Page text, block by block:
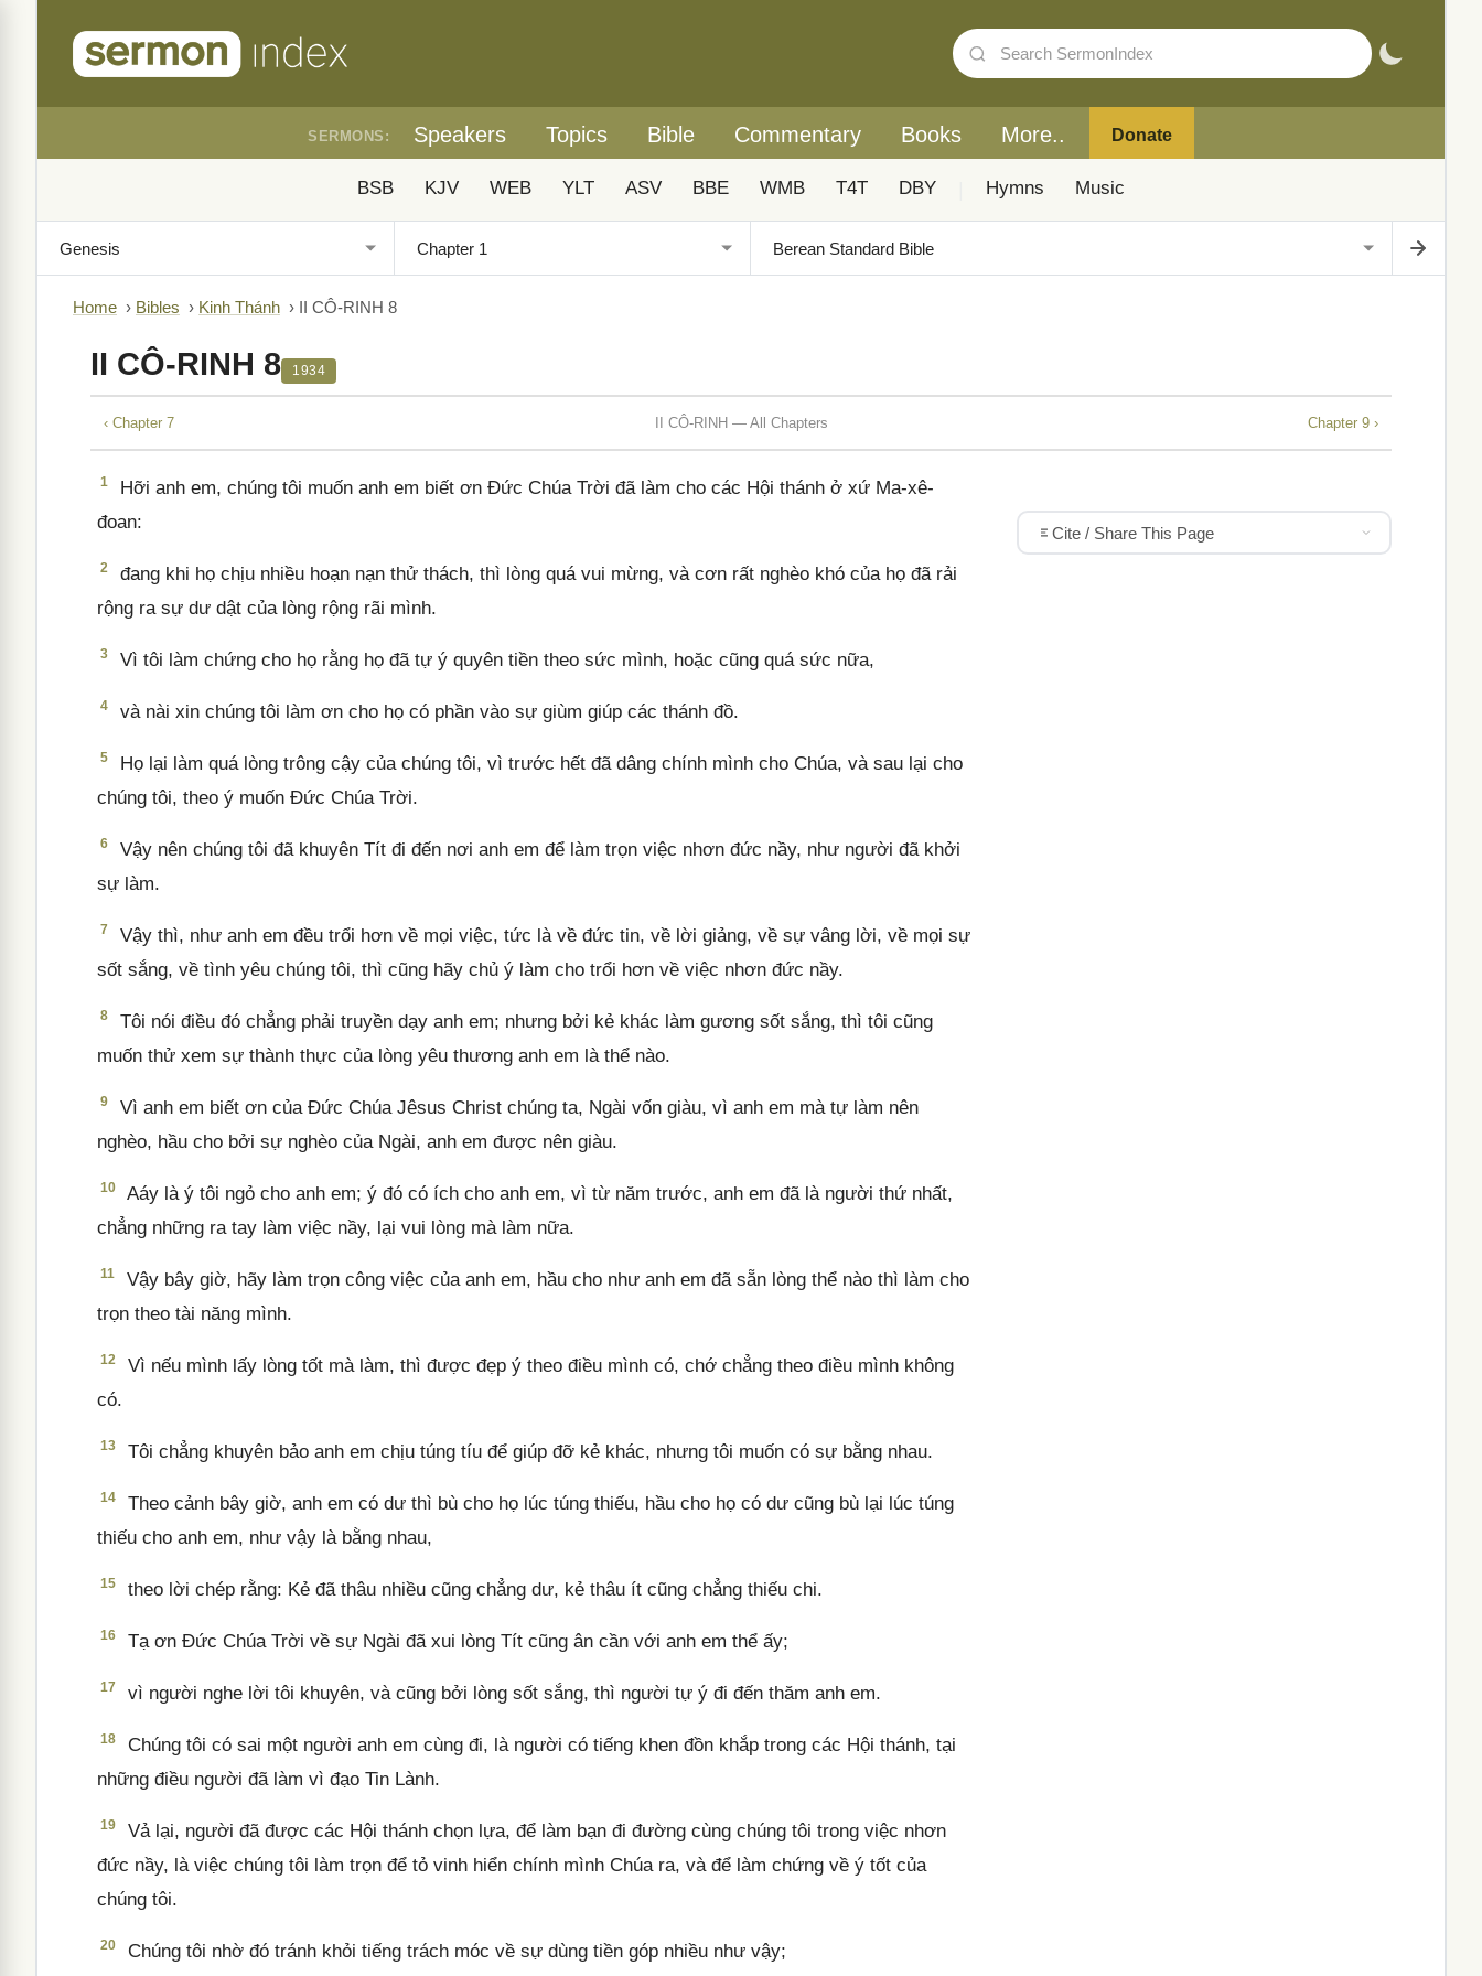
SERMONS: Speakers Topics Bible Commentary Books More.. Donate
BSB KJV WEB YLT ASV BBE WMB T4T DBY Hymns Music
Home › Bibles › Kinh Thánh › II CÔ-RINH 8
II CÔ-RINH 8 1934
‹ Chapter 7 II CÔ-RINH — All Chapters Chapter 9 ›
1
Hỡi anh em, chúng tôi muốn anh em biết ơn Đức Chúa Trời đã làm cho các Hội thánh ở xứ Ma-xê-
đoan:
2
đang khi họ chịu nhiều hoạn nạn thử thách, thì lòng quá vui mừng, và cơn rất nghèo khó của họ đã rải
rộng ra sự dư dật của lòng rộng rãi mình.
3 Vì tôi làm chứng cho họ rằng họ đã tự ý quyên tiền theo sức mình, hoặc cũng quá sức nữa,
4 và nài xin chúng tôi làm ơn cho họ có phần vào sự giùm giúp các thánh đồ.
5
Họ lại làm quá lòng trông cậy của chúng tôi, vì trước hết đã dâng chính mình cho Chúa, và sau lại cho
chúng tôi, theo ý muốn Đức Chúa Trời.
6
Vậy nên chúng tôi đã khuyên Tít đi đến nơi anh em để làm trọn việc nhơn đức nầy, như người đã khởi
sự làm.
7
Vậy thì, như anh em đều trổi hơn về mọi việc, tức là về đức tin, về lời giảng, về sự vâng lời, về mọi sự
sốt sắng, về tình yêu chúng tôi, thì cũng hãy chủ ý làm cho trổi hơn về việc nhơn đức nầy.
8
Tôi nói điều đó chẳng phải truyền dạy anh em; nhưng bởi kẻ khác làm gương sốt sắng, thì tôi cũng
muốn thử xem sự thành thực của lòng yêu thương anh em là thể nào.
9
Vì anh em biết ơn của Đức Chúa Jêsus Christ chúng ta, Ngài vốn giàu, vì anh em mà tự làm nên
nghèo, hầu cho bởi sự nghèo của Ngài, anh em được nên giàu.
10
Aáy là ý tôi ngỏ cho anh em; ý đó có ích cho anh em, vì từ năm trước, anh em đã là người thứ nhất,
chẳng những ra tay làm việc nầy, lại vui lòng mà làm nữa.
11
Vậy bây giờ, hãy làm trọn công việc của anh em, hầu cho như anh em đã sẵn lòng thể nào thì làm cho
trọn theo tài năng mình.
12
Vì nếu mình lấy lòng tốt mà làm, thì được đẹp ý theo điều mình có, chớ chẳng theo điều mình không
có.
13 Tôi chẳng khuyên bảo anh em chịu túng tíu để giúp đỡ kẻ khác, nhưng tôi muốn có sự bằng nhau.
14
Theo cảnh bây giờ, anh em có dư thì bù cho họ lúc túng thiếu, hầu cho họ có dư cũng bù lại lúc túng
thiếu cho anh em, như vậy là bằng nhau,
15 theo lời chép rằng: Kẻ đã thâu nhiều cũng chẳng dư, kẻ thâu ít cũng chẳng thiếu chi.
16 Tạ ơn Đức Chúa Trời về sự Ngài đã xui lòng Tít cũng ân cần với anh em thể ấy;
17 vì người nghe lời tôi khuyên, và cũng bởi lòng sốt sắng, thì người tự ý đi đến thăm anh em.
18
Chúng tôi có sai một người anh em cùng đi, là người có tiếng khen đồn khắp trong các Hội thánh, tại
những điều người đã làm vì đạo Tin Lành.
19
Vả lại, người đã được các Hội thánh chọn lựa, để làm bạn đi đường cùng chúng tôi trong việc nhơn
đức nầy, là việc chúng tôi làm trọn để tỏ vinh hiển chính mình Chúa ra, và để làm chứng về ý tốt của
chúng tôi.
20 Chúng tôi nhờ đó tránh khỏi tiếng trách móc về sự dùng tiền góp nhiều như vậy;
Cite / Share This Page